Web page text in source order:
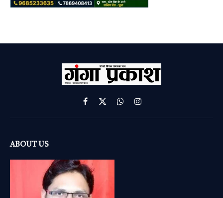
Facebook
X
(Twitter)
WhatsAppInstagram
ABOUT US